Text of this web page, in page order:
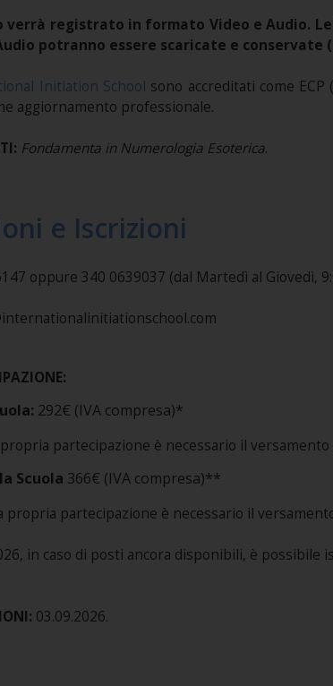
verrà registrato in formato Video e Audio.
potranno essere scaricate e conservate
Initiation School sono accreditati come
aggiornamento professionale.
Fondamenta in Numerologia Esoterica.
e Iscrizioni
oppure 340 0639037 (dal Martedì al Giovedì,
292€ (IVA compresa)*
partecipazione è necessario il
Scuola 366€ (IVA compresa)**
partecipazione è necessario il
in caso di posti ancora disponibili, è
03.09.2026.